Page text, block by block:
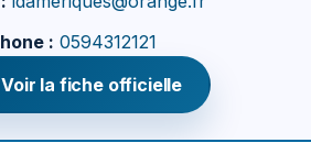
: 0594312121
Voir la fiche officielle